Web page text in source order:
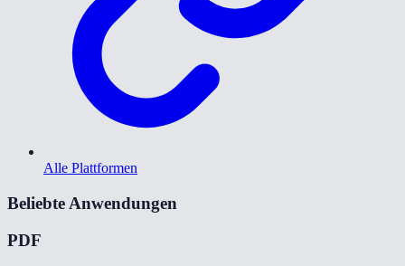
Alle Plattformen
Beliebte Anwendungen
PDF